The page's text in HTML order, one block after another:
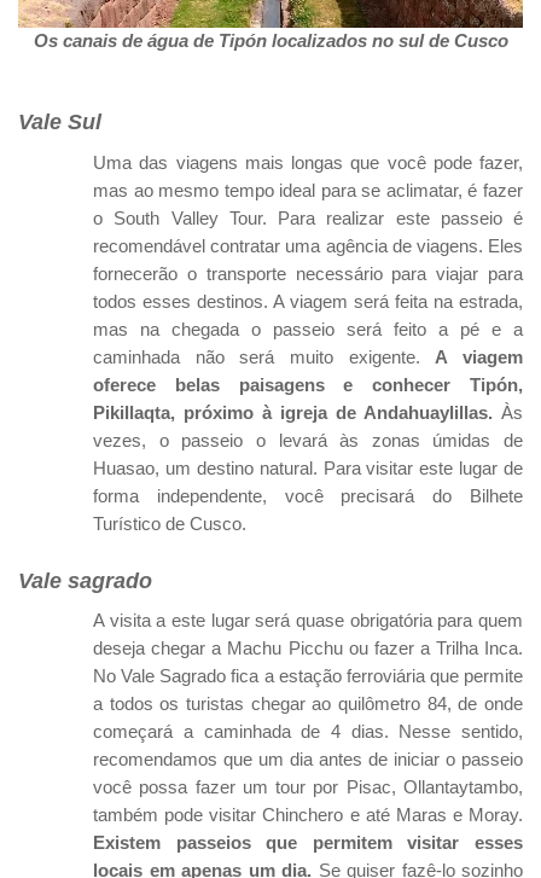
Os canais de água de Tipón localizados no sul de Cusco
Vale Sul
Uma das viagens mais longas que você pode fazer,
mas ao mesmo tempo ideal para se aclimatar, é fazer
o South Valley Tour. Para realizar este passeio é
recomendável contratar uma agência de viagens. Eles
fornecerão o transporte necessário para viajar para
todos esses destinos. A viagem será feita na estrada,
mas na chegada o passeio será feito a pé e a
caminhada não será muito exigente. A viagem
oferece belas paisagens e conhecer Tipón,
Pikillaqta, próximo à igreja de Andahuaylillas. Às
vezes, o passeio o levará às zonas úmidas de
Huasao, um destino natural. Para visitar este lugar de
forma independente, você precisará do Bilhete
Turístico de Cusco.
Vale sagrado
A visita a este lugar será quase obrigatória para quem
deseja chegar a Machu Picchu ou fazer a Trilha Inca.
No Vale Sagrado fica a estação ferroviária que permite
a todos os turistas chegar ao quilômetro 84, de onde
começará a caminhada de 4 dias. Nesse sentido,
recomendamos que um dia antes de iniciar o passeio
você possa fazer um tour por Pisac, Ollantaytambo,
também pode visitar Chinchero e até Maras e Moray.
Existem passeios que permitem visitar esses
locais em apenas um dia. Se quiser fazê-lo sozinho